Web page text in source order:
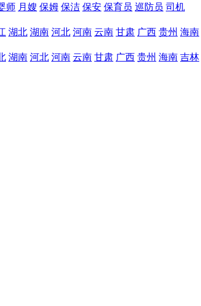
师 月嫂 保姆 保洁 保安 保育员 巡防员 司机
湖北 湖南 河北 河南 云南 甘肃 广西 贵州 海南
湖南 河北 河南 云南 甘肃 广西 贵州 海南 吉林